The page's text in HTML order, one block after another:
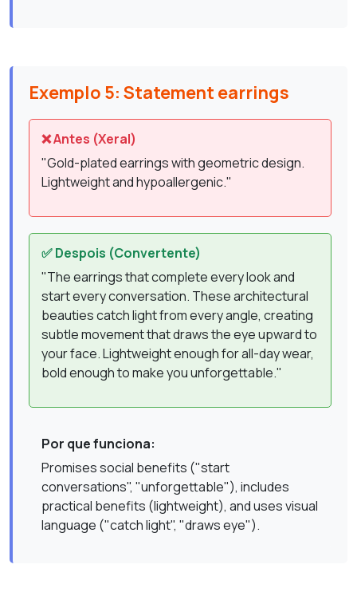
Exemplo 5: Statement earrings
❌ Antes (Xeral)
"Gold-plated earrings with geometric design.
Lightweight and hypoallergenic."
✅ Despois (Convertente)
"The earrings that complete every look and
start every conversation. These architectural
beauties catch light from every angle, creating
subtle movement that draws the eye upward to
your face. Lightweight enough for all-day wear,
bold enough to make you unforgettable."
Por que funciona:
Promises social benefits ("start
conversations", "unforgettable"), includes
practical benefits (lightweight), and uses visual
language ("catch light", "draws eye").